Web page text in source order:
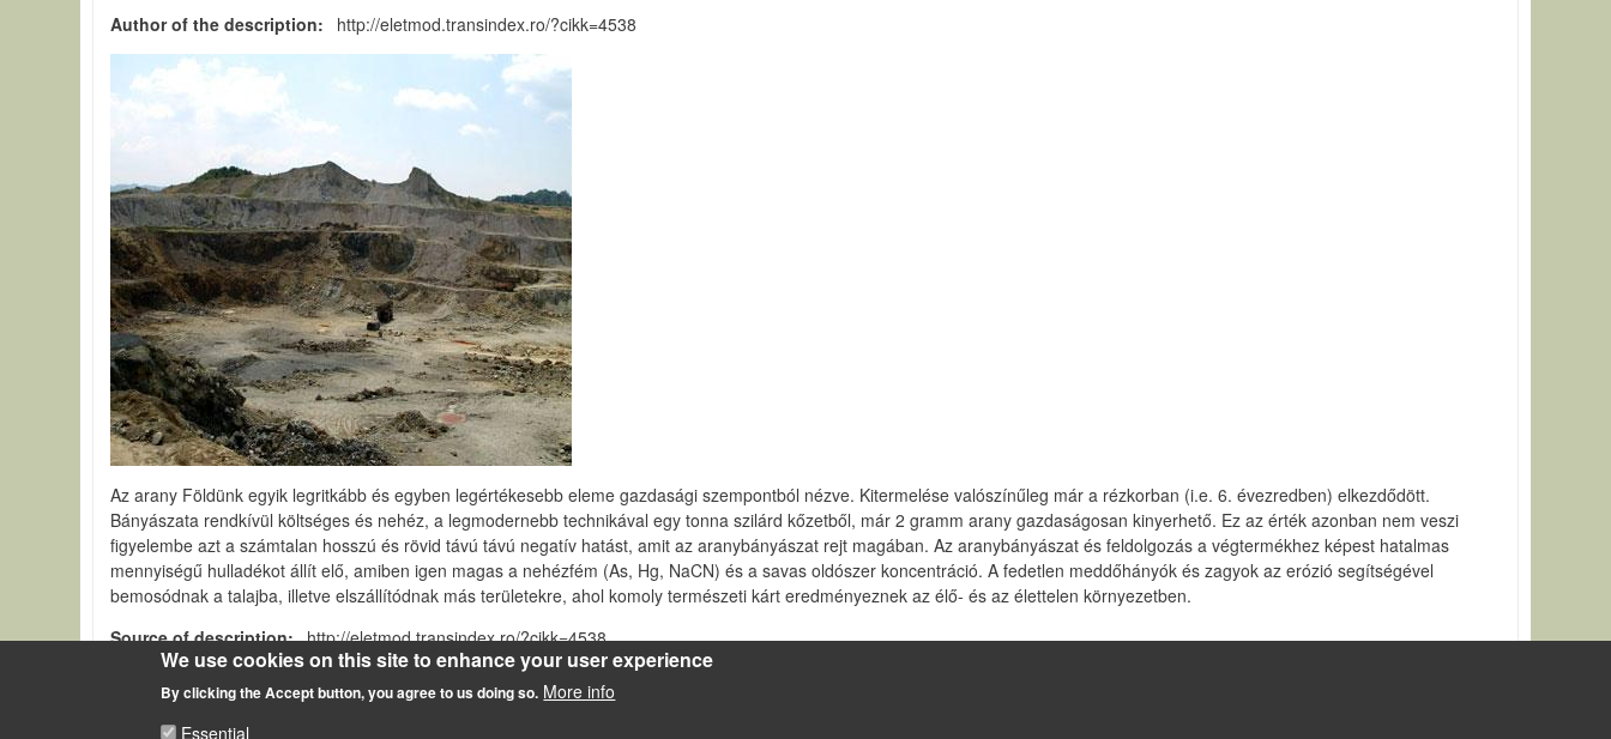
Author of the description
http://eletmod.transindex.ro/?cikk=4538
Az arany Földünk egyik legritkább és egyben legértékesebb eleme gazdasági szempontból nézve. Kitermelése valószínűleg már a rézkorban (i.e. 6. évezredben) elkezdődött.
Bányászata rendkívül költséges és nehéz, a legmodernebb technikával egy tonna szilárd kőzetből, már 2 gramm arany gazdaságosan kinyerhető. Ez az érték azonban nem veszi
figyelembe azt a számtalan hosszú és rövid távú távú negatív hatást, amit az aranybányászat rejt magában. Az aranybányászat és feldolgozás a végtermékhez képest hatalmas
mennyiségű hulladékot állít elő, amiben igen magas a nehézfém (As, Hg, NaCN) és a savas oldószer koncentráció. A fedetlen meddőhányók és zagyok az erózió segítségével
bemosódnak a talajba, illetve elszállítódnak más területekre, ahol komoly természeti kárt eredményeznek az élő- és az élettelen környezetben.
Source of description
http://eletmod.transindex.ro/?cikk=4538
We use cookies on this site to enhance your user experience
By clicking the Accept button, you agree to us doing so. More info
Essential